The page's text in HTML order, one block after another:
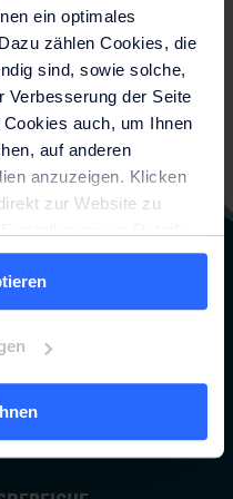
ein optimales
zählen Cookies, die
sind, sowie solche,
Verbesserung der Seite
auch, um Ihnen
auf anderen
anzuzeigen. Klicken
zur Website zu
eingesetzten Cookies
Informationen
.